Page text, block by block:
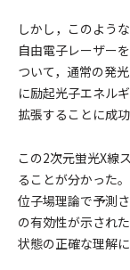
しかし，このよう
自由電子レーザー
ついて，通常の発
に励起光子エネル
拡張することに成功
この2次元蛍光X線
ることが分かった
位子場理論で予測
の有効性が示され
状態の正確な理解